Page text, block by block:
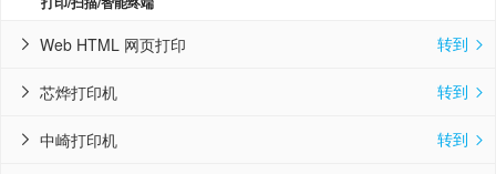
Web HTML 网页打印
 转到 
芯烨打印机
 转到 
中崎打印机
 转到 